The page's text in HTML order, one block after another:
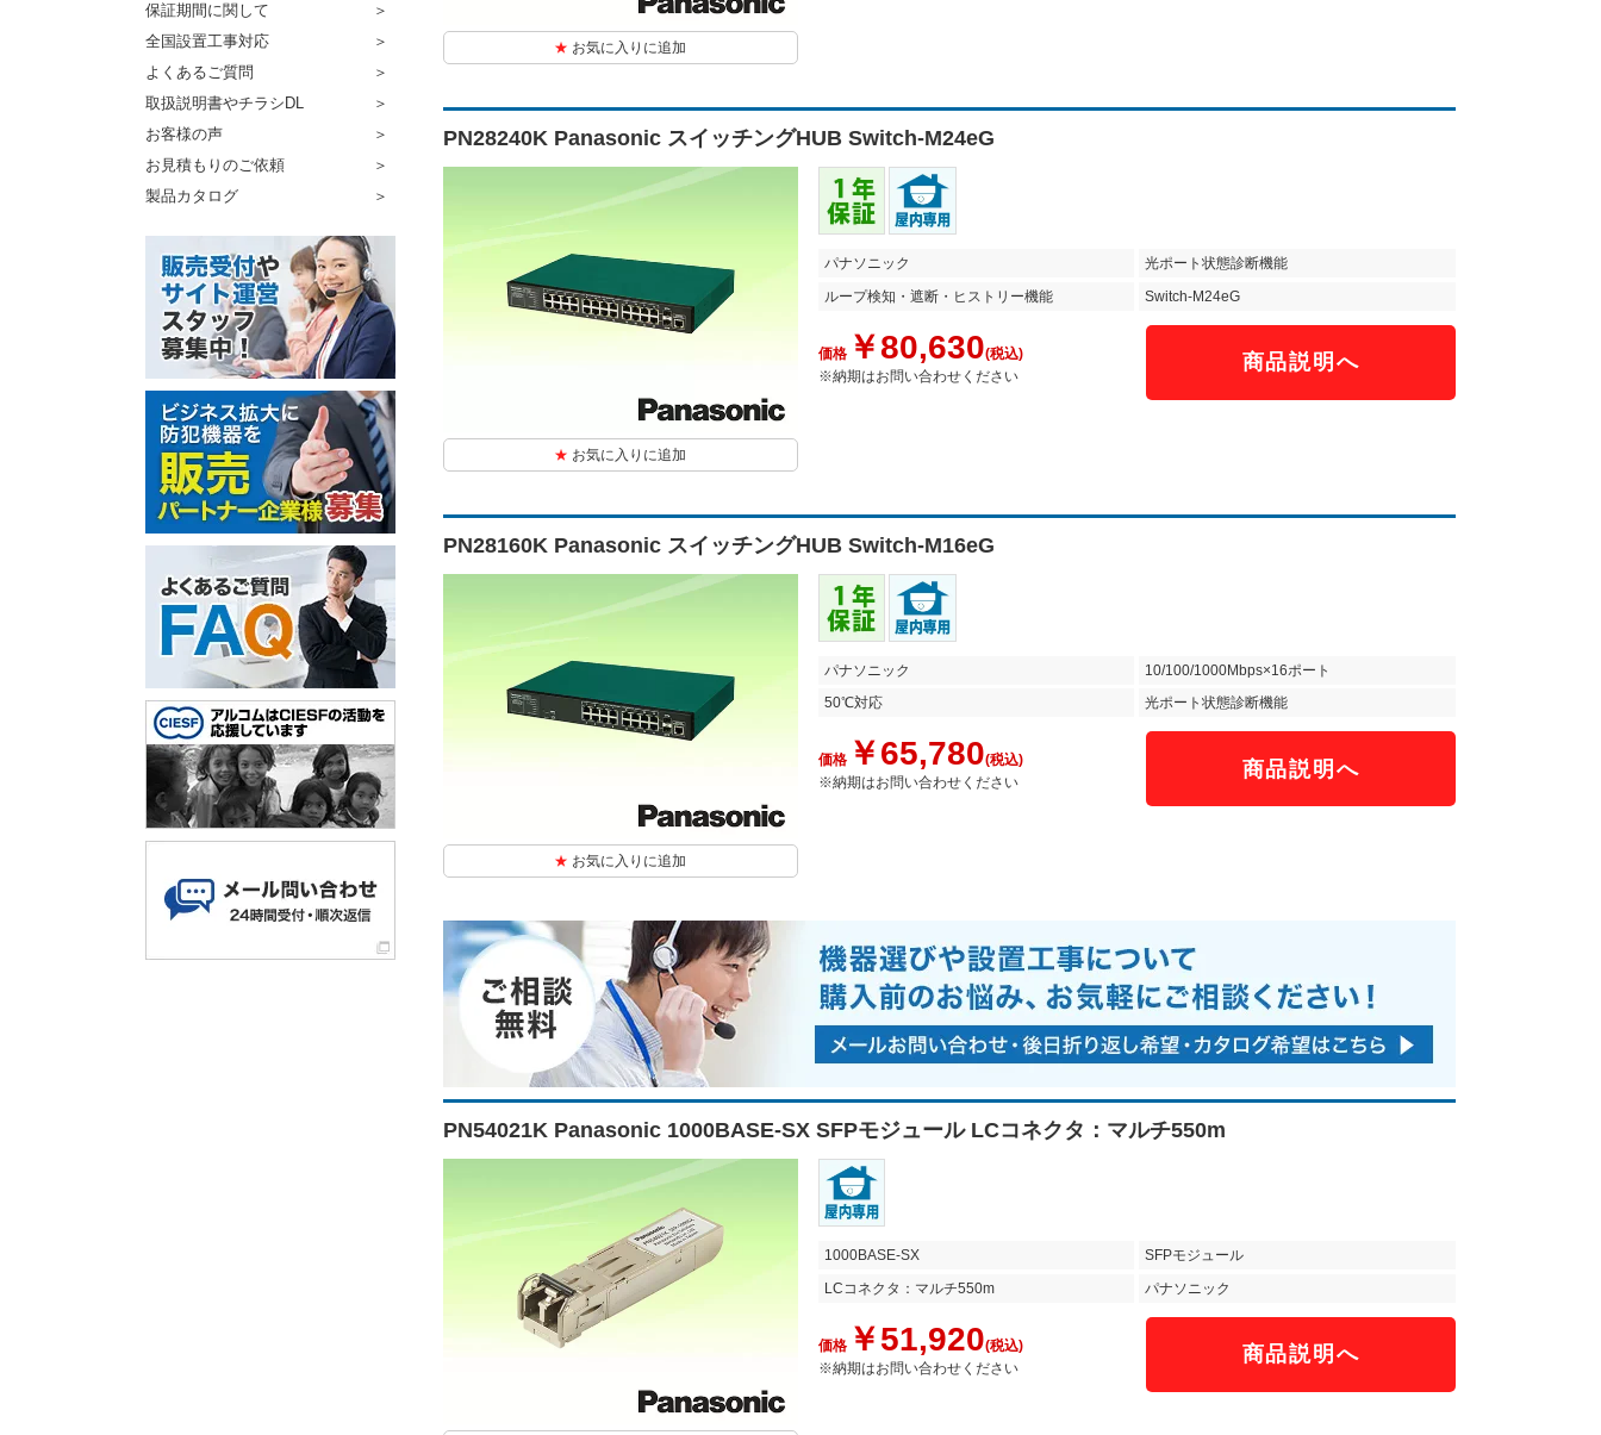
保証期間に関して
全国設置工事対応
よくあるご質問
取扱説明書やチラシDL
お客様の声
お見積もりのご依頼
製品カタログ
お気に入りに追加
PN28240K Panasonic スイッチングHUB Switch-M24eG
お気に入りに追加
パナソニック
光ポート状態診断機能
ループ検知・遮断・ヒストリー機能
Switch-M24eG
価格￥80,630(税込)
※納期はお問い合わせください
商品説明へ
PN28160K Panasonic スイッチングHUB Switch-M16eG
お気に入りに追加
パナソニック
10/100/1000Mbps×16ポート
50℃対応
光ポート状態診断機能
価格￥65,780(税込)
※納期はお問い合わせください
商品説明へ
PN54021K Panasonic 1000BASE-SX SFPモジュール LCコネクタ：マルチ550m
1000BASE-SX
SFPモジュール
LCコネクタ：マルチ550m
パナソニック
価格￥51,920(税込)
※納期はお問い合わせください
商品説明へ